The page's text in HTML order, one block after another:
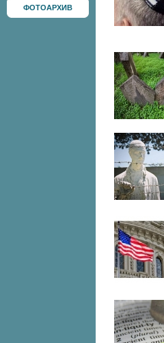
ФОТОАРХИВ